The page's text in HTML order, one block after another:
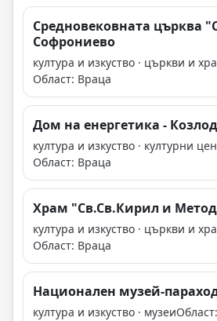
Средновековната църква
Софрониево
култура и изкуство · църкви и
Област: Враца
Дом на енергетика -
култура и изкуство · културни
Област: Враца
Храм "Св.Св.Кирил и
култура и изкуство · църкви и
Област: Враца
Национален музей-
култура и изкуство · музеи